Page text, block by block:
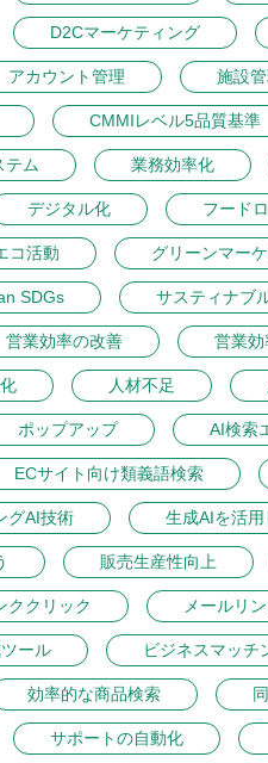
D2Cマーケティング
アカウント管理 施設
CMMIレベル5品質基準
テム 業務効率化
デジタル化 フード
コ活動 グリーンマー
SDGs サスティナブ
営業効率の改善 営業効
人材不足
ポップアップ AI検索
ECサイト向け類義語検索
グAI技術 生成AIを活
販売生産性向上
ククリック メールリ
ール ビジネスマッチ
効率的な商品検索
サポートの自動化